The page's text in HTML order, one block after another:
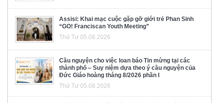
Assisi: Khai mạc cuộc gặp gỡ giới trẻ Phan Sinh
“GO! Franciscan Youth Meeting”
Thứ Tư 05.08.2026
Cầu nguyện cho việc loan báo Tin mừng tại các
thành phố – Suy niệm dựa theo ý cầu nguyện của
Đức Giáo hoàng tháng 8/2026 phần I
Thứ Tư 05.08.2026